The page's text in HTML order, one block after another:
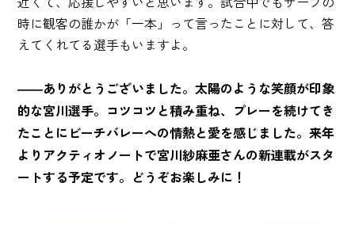
時に観客の誰かが「一本」って言ったことに対して、答
えてくれてる選手もいますよ。
――ありがとうございました。太陽のような笑顔が印象
的な宮川選手。コツコツと積み重ね、プレーを続けてき
たことにビーチバレーへの情熱と愛を感じました。来年
よりアクティオノートで宮川紗麻亜さんの新連載がスタ
ートする予定です。どうぞお楽しみに！